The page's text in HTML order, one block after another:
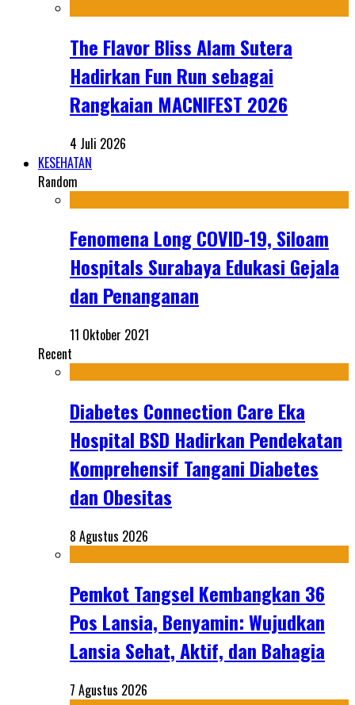
The Flavor Bliss Alam Sutera
Hadirkan Fun Run sebagai
Rangkaian MACNIFEST 2026
4 Juli 2026
KESEHATAN
Random
Fenomena Long COVID-19, Siloam
Hospitals Surabaya Edukasi Gejala
dan Penanganan
11 Oktober 2021
Recent
Diabetes Connection Care Eka
Hospital BSD Hadirkan Pendekatan
Komprehensif Tangani Diabetes
dan Obesitas
8 Agustus 2026
Pemkot Tangsel Kembangkan 36
Pos Lansia, Benyamin: Wujudkan
Lansia Sehat, Aktif, dan Bahagia
7 Agustus 2026